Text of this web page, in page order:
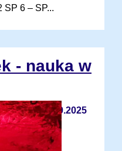
SP 6 – SP...
- nauka w
09.10.2025